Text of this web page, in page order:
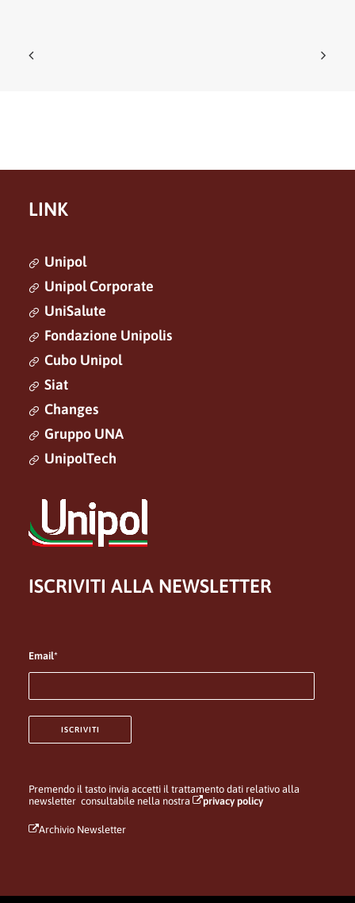
LINK
Unipol
Unipol Corporate
UniSalute
Fondazione Unipolis
Cubo Unipol
Siat
Changes
Gruppo UNA
UnipolTech
ISCRIVITI ALLA NEWSLETTER
Email*
Premendo il tasto invia accetti il trattamento dati relativo alla
newsletter consultabile nella nostra
privacy policy
Archivio Newsletter